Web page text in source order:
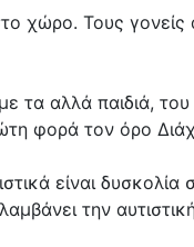
χώρο. Τους γονείς
τα αλλά παιδιά,
φορά τον όρο
είναι δυσκολία
την